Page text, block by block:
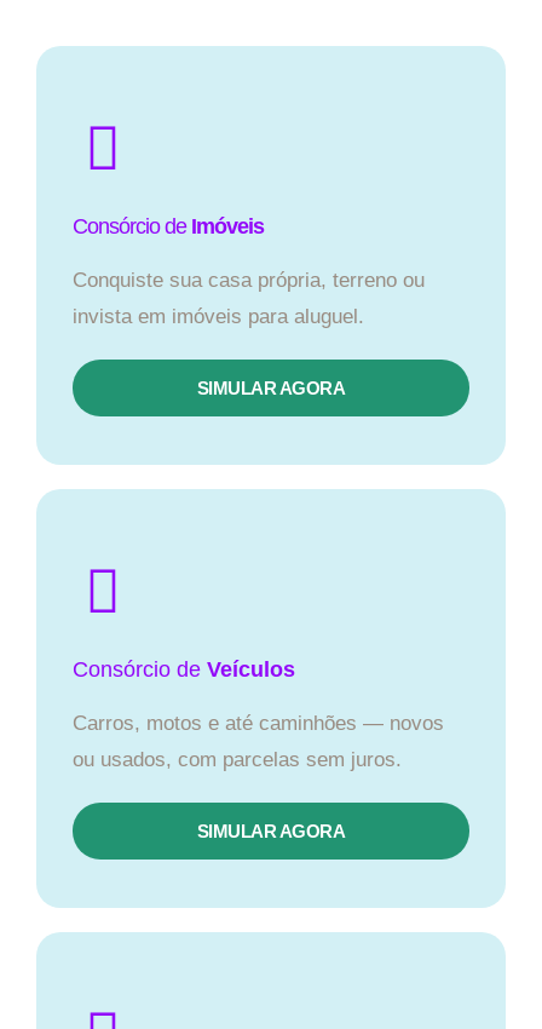
Consórcio de Imóveis
Conquiste sua casa própria, terreno ou
invista em imóveis para aluguel.
SIMULAR AGORA​
Consórcio de Veículos
Carros, motos e até caminhões — novos
ou usados, com parcelas sem juros.
SIMULAR AGORA